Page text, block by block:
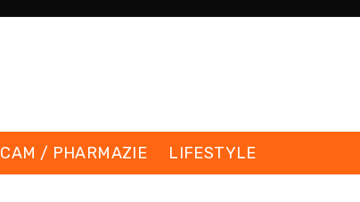
CAM / PHARMAZIE LIFESTYLE